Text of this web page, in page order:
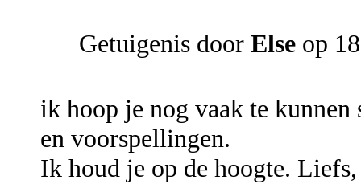
Getuigenis door Else op
ik hoop je nog vaak te kunnen
en voorspellingen.
Ik houd je op de hoogte.